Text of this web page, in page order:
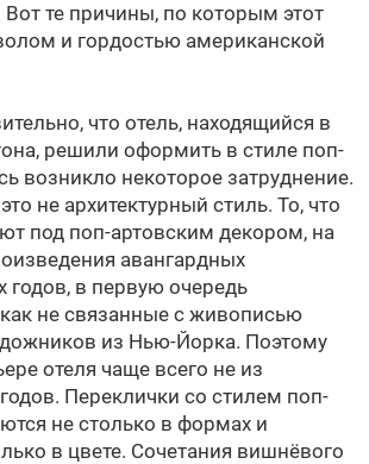
те причины, по которым этот
и гордостью американской
что отель, находящийся в
решили оформить в стиле поп-
возникло некоторое затруднение.
не архитектурный стиль. То, что
под поп-артовским декором, на
авангардных
годов, в первую очередь
не связанные с живописью
из Нью-Йорка. Поэтому
отеля чаще всего не из
Переклички со стилем поп-
не столько в формах и
в цвете. Сочетания вишнёвого